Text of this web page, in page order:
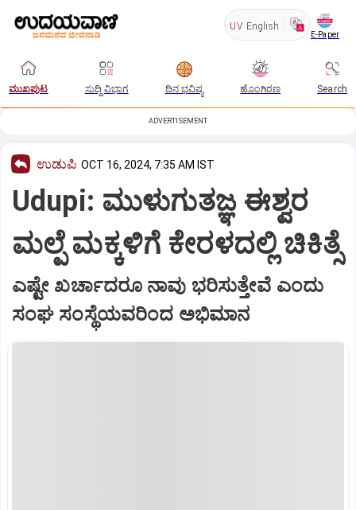
UV English
E-Paper
ಮುಖಪುಟ ಸುದ್ದಿ ವಿಭಾಗ ದಿನ ಭವಿಷ್ಯ ಹೊಂಗಿರಣ Search
ADVERTISEMENT
ಉಡುಪಿ OCT 16, 2024, 7:35 AM IST
Udupi: ಮುಳುಗುತಜ್ಞ ಈಶ್ವರ
ಮಲ್ಪೆ ಮಕ್ಕಳಿಗೆ ಕೇರಳದಲ್ಲಿ ಚಿಕಿತ್ಸೆ
ಎಷ್ಟೇ ಖರ್ಚಾದರೂ ನಾವು ಭರಿಸುತ್ತೇವೆ ಎಂದು
ಸಂಘ ಸಂಸ್ಥೆಯವರಿಂದ ಅಭಿಮಾನ